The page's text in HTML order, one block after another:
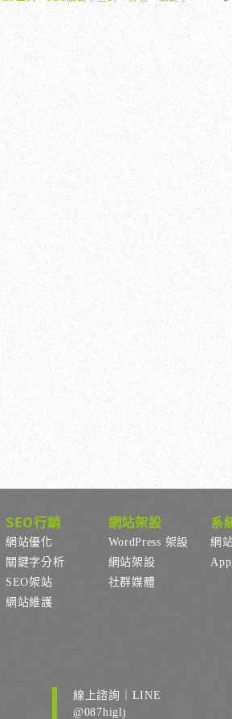
SEO行銷
網站優化
關鍵字分析
SEO架站
網站維護
網站架設
WordPress 架設
網站架設
社群媒體
系
網
線上諮詢｜LINE
@087higlj